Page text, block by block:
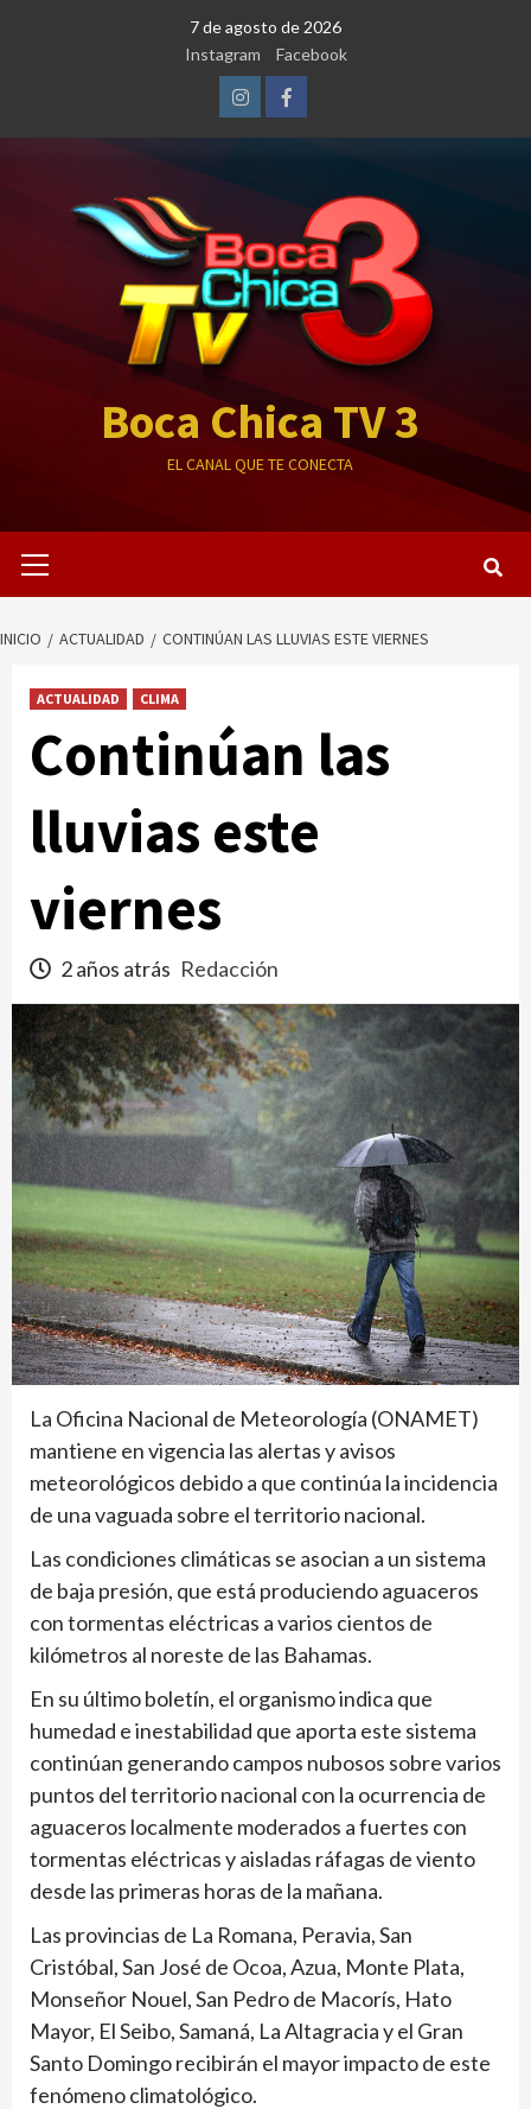
7 de agosto de 2026
Instagram
Facebook
InstagramFacebook
Boca Chica TV 3
EL CANAL QUE TE CONECTA
primario
INICIO ACTUALIDAD CONTINÚAN LAS LLUVIAS ESTE VIERNES
ACTUALIDAD CLIMA
Continúan las
lluvias este
viernes
2 años atrás Redacción
La Oficina Nacional de Meteorología (ONAMET)
mantiene en vigencia las alertas y avisos
meteorológicos debido a que continúa la incidencia
de una vaguada sobre el territorio nacional.
Las condiciones climáticas se asocian a un sistema
de baja presión, que está produciendo aguaceros
con tormentas eléctricas a varios cientos de
kilómetros al noreste de las Bahamas.
En su último boletín, el organismo indica que
humedad e inestabilidad que aporta este sistema
continúan generando campos nubosos sobre varios
puntos del territorio nacional con la ocurrencia de
aguaceros localmente moderados a fuertes con
tormentas eléctricas y aisladas ráfagas de viento
desde las primeras horas de la mañana.
Las provincias de La Romana, Peravia, San
Cristóbal, San José de Ocoa, Azua, Monte Plata,
Monseñor Nouel, San Pedro de Macorís, Hato
Mayor, El Seibo, Samaná, La Altagracia y el Gran
Santo Domingo recibirán el mayor impacto de este
fenómeno climatológico.